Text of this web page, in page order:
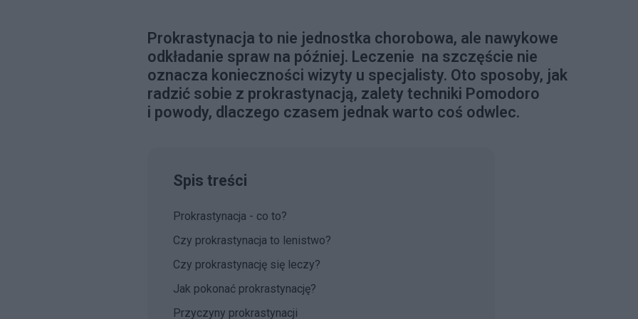
Prokrastynacja to nie jednostka chorobowa, ale nawykowe
odkładanie spraw na później. Leczenie na szczęście nie
oznacza konieczności wizyty u specjalisty. Oto sposoby, jak
radzić sobie z prokrastynacją, zalety techniki Pomodoro
i powody, dlaczego czasem jednak warto coś odwlec.
Spis treści
Prokrastynacja - co to?
Czy prokrastynacja to lenistwo?
Czy prokrastynację się leczy?
Jak pokonać prokrastynację?
Przyczyny prokrastynacji